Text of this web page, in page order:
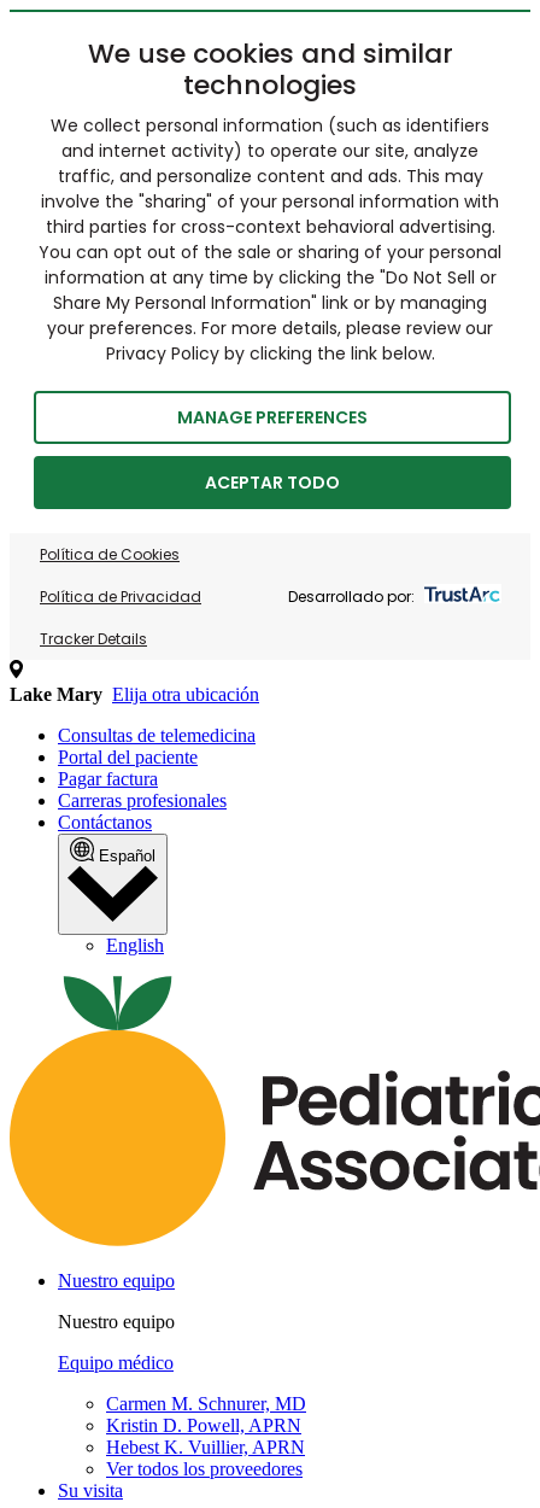
We use cookies and similar
technologies
We collect personal information (such as identifiers
and internet activity) to operate our site, analyze
traffic, and personalize content and ads. This may
involve the "sharing" of your personal information with
third parties for cross-context behavioral advertising.
You can opt out of the sale or sharing of your personal
information at any time by clicking the "Do Not Sell or
Share My Personal Information" link or by managing
your preferences. For more details, please review our
Privacy Policy by clicking the link below.
MANAGE PREFERENCES
ACEPTAR TODO
Política de Cookies
Política de Privacidad
Tracker Details
Desarrollado por:
Lake Mary Elija otra ubicación
Consultas de telemedicina
Portal del paciente
Pagar factura
Carreras profesionales
Contáctanos
Español
English
Nuestro equipo
Nuestro equipo
Equipo médico
Carmen M. Schnurer, MD
Kristin D. Powell, APRN
Hebest K. Vuillier, APRN
Ver todos los proveedores
Su visita